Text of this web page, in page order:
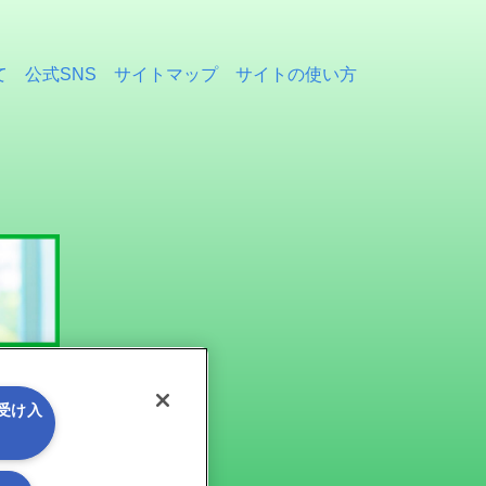
公式SNS サイトマップ サイトの使い方
け入